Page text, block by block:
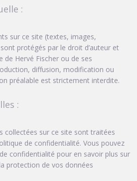
:
sur ce site (textes, images,
protégés par le droit d’auteur et
de Hervé Fischer ou de ses
diffusion, modification ou
préalable est strictement interdite.
:
collectées sur ce site sont traitées
de confidentialité. Vous pouvez
confidentialité pour en savoir plus sur
protection de vos données